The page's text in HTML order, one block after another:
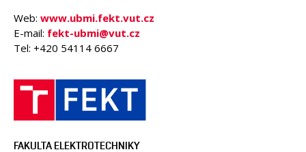
Web: www.ubmi.fekt.vut.cz
E-mail: fekt-ubmi@vut.cz
Tel: +420 54114 6667
FAKULTA ELEKTROTECHNIKY